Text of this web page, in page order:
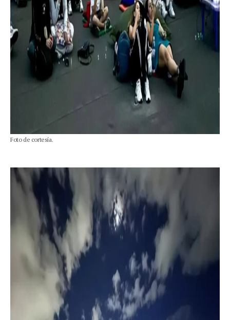
Foto de cortesía.